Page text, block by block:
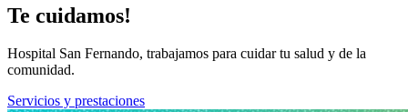
Te cuidamos!
Hospital San Fernando, trabajamos para cuidar tu salud y de la
comunidad.
Servicios y prestaciones